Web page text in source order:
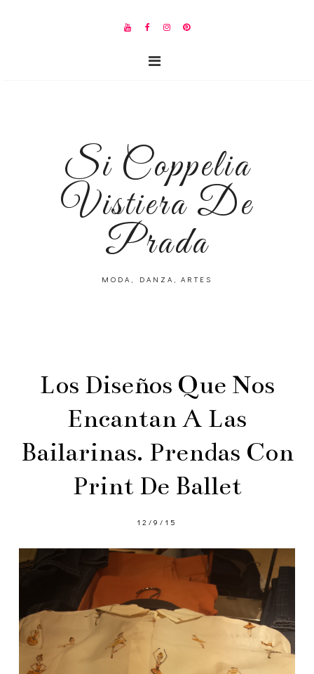
Si Coppelia
Vistiera De
Prada
MODA, DANZA, ARTES
Los Diseños Que Nos
Encantan A Las
Bailarinas. Prendas Con
Print De Ballet
12/9/15